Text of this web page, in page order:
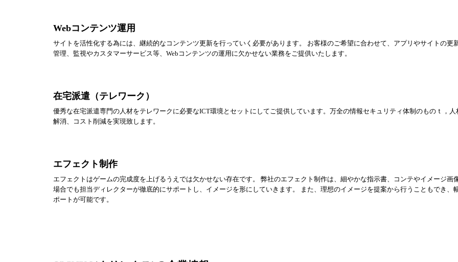
Webコンテンツ運用
サイトを活性化する為には、継続的なコンテンツ更新を行っていく必要があります。 お客様のご希望に合わせて、アプリやサイトの更
管理、監視やカスタマーサービス等、Webコンテンツの運用に欠かせない業務をご提供いたします。
在宅派遣（テレワーク）
優秀な在宅派遣専門の人材をテレワークに必要なICT環境とセットにしてご提供しています。万全の情報セキュリティ体制のものｔ，人
解消、コスト削減を実現致します。
エフェクト制作
エフェクトはゲームの完成度を上げるうえでは欠かせない存在です。 弊社のエフェクト制作は、細やかな指示書、コンテやイメージ画
場合でも担当ディレクターが徹底的にサポートし、イメージを形にしていきます。 また、理想のイメージを提案から行うこともでき、
ポートが可能です。